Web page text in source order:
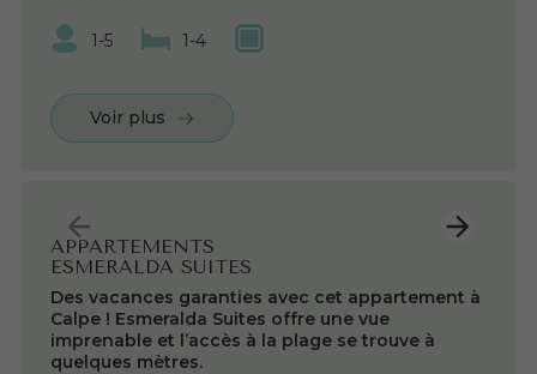
1-5 1-4
Voir plus
APPARTEMENTS
ESMERALDA SUITES
Des vacances garanties avec cet appartement à
Calpe ! Esmeralda Suites offre une vue
imprenable et l’accès à la plage se trouve à
quelques mètres.